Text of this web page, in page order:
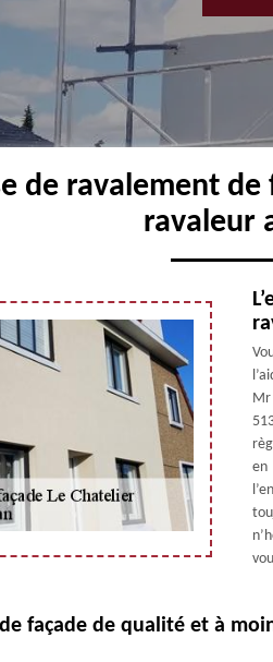
de ravalement de
ravaleur
Mr
en
façade de qualité et à